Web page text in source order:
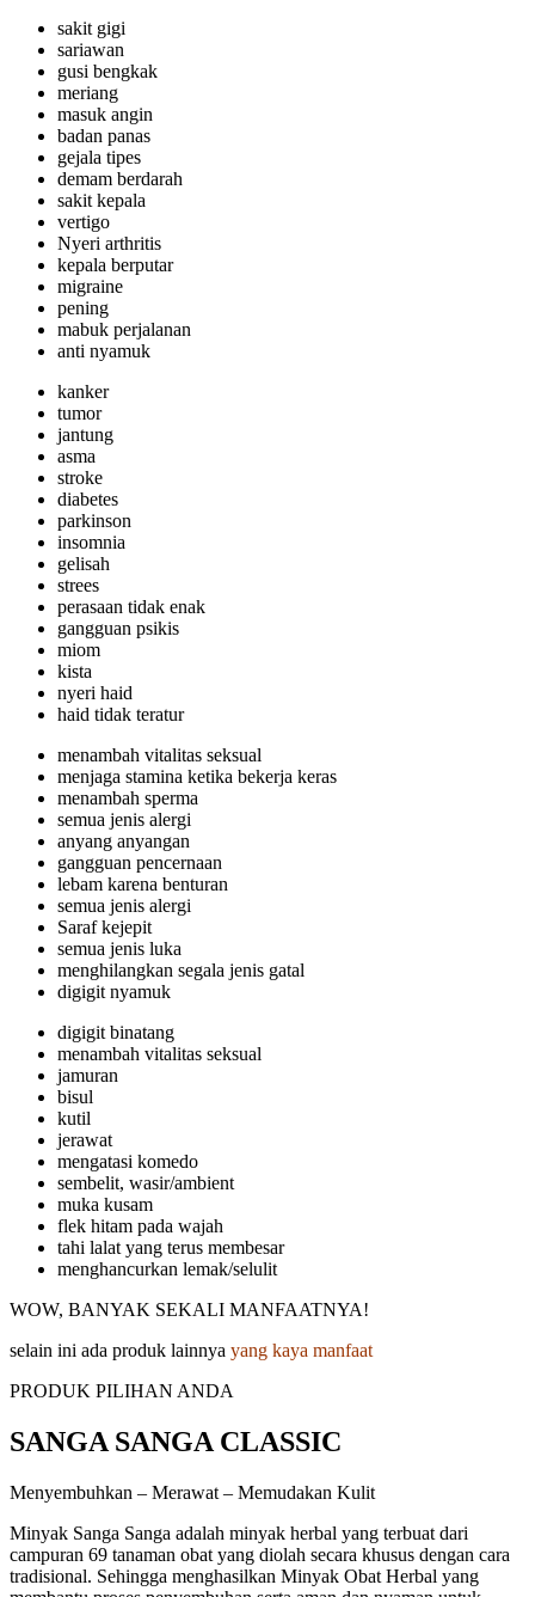
sakit gigi
sariawan
gusi bengkak
meriang
masuk angin
badan panas
gejala tipes
demam berdarah
sakit kepala
vertigo
Nyeri arthritis
kepala berputar
migraine
pening
mabuk perjalanan
anti nyamuk
kanker
tumor
jantung
asma
stroke
diabetes
parkinson
insomnia
gelisah
strees
perasaan tidak enak
gangguan psikis
miom
kista
nyeri haid
haid tidak teratur
menambah vitalitas seksual
menjaga stamina ketika bekerja keras
menambah sperma
semua jenis alergi
anyang anyangan
gangguan pencernaan
lebam karena benturan
semua jenis alergi
Saraf kejepit
semua jenis luka
menghilangkan segala jenis gatal
digigit nyamuk
digigit binatang
menambah vitalitas seksual
jamuran
bisul
kutil
jerawat
mengatasi komedo
sembelit, wasir/ambient
muka kusam
flek hitam pada wajah
tahi lalat yang terus membesar
menghancurkan lemak/selulit
WOW, BANYAK SEKALI MANFAATNYA!
selain ini ada produk lainnya yang kaya manfaat
PRODUK PILIHAN ANDA
SANGA SANGA CLASSIC
Menyembuhkan – Merawat – Memudakan Kulit
Minyak Sanga Sanga adalah minyak herbal yang terbuat dari
campuran 69 tanaman obat yang diolah secara khusus dengan cara
tradisional. Sehingga menghasilkan Minyak Obat Herbal yang